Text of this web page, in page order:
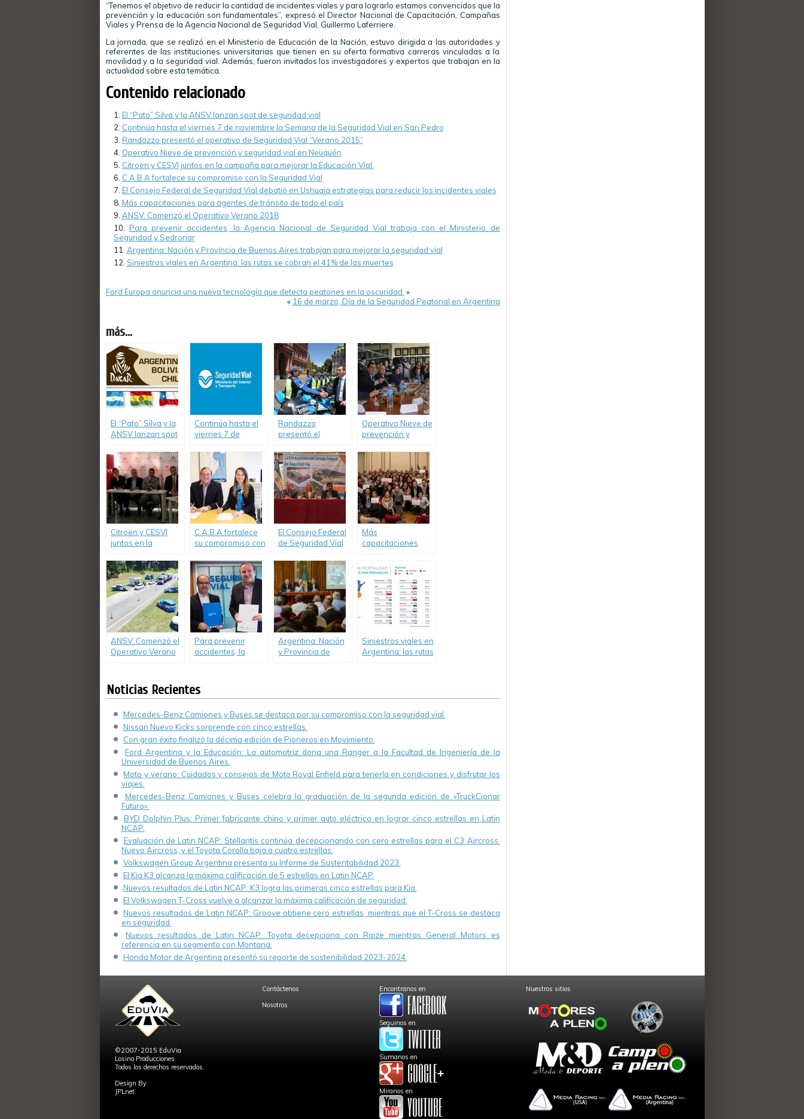
“Tenemos el objetivo de reducir la cantidad de incidentes viales y para lograrlo estamos convencidos que la
prevención y la educación son fundamentales”, expresó el Director Nacional de Capacitación, Campañas
Viales y Prensa de la Agencia Nacional de Seguridad Vial, Guillermo Laferriere.
La jornada, que se realizó en el Ministerio de Educación de la Nación, estuvo dirigida a las autoridades y
referentes de las instituciones universitarias que tienen en su oferta formativa carreras vinculadas a la
movilidad y a la seguridad vial. Además, fueron invitados los investigadores y expertos que trabajan en la
actualidad sobre esta temática.
Contenido relacionado
El “Pato” Silva y la ANSV lanzan spot de seguridad vial
Continúa hasta el viernes 7 de noviembre la Semana de la Seguridad Vial en San Pedro
Randazzo presentó el operativo de Seguridad Vial “Verano 2015”
Operativo Nieve de prevención y seguridad vial en Neuquén
Citroën y CESVI juntos en la campaña para mejorar la Educación Vial.
C.A.B.A fortalece su compromiso con la Seguridad Vial
El Consejo Federal de Seguridad Vial debatió en Ushuaia estrategias para reducir los incidentes viales
Más capacitaciones para agentes de tránsito de todo el país
ANSV. Comenzó el Operativo Verano 2018
Para prevenir accidentes, la Agencia Nacional de Seguridad Vial trabaja con el Ministerio de
Seguridad y Sedronar
Argentina: Nación y Provincia de Buenos Aires trabajan para mejorar la seguridad vial
Siniestros viales en Argentina: las rutas se cobran el 41% de las muertes
Ford Europa anuncia una nueva tecnología que detecta peatones en la oscuridad. »
« 16 de marzo, Día de la Seguridad Peatonal en Argentina
más...
El “Pato” Silva y la
ANSV lanzan spot
Continúa hasta el
viernes 7 de
Semana de la
Seguridad Vial en
San Pedro
Randazzo
presentó el
Seguridad Vial
“Verano 2015”
Operativo Nieve de
prevención y
Neuquén
Citroën y CESVI
juntos en la
mejorar la
Educación Vial.
C.A.B.A fortalece
su compromiso con
El Consejo Federal
de Seguridad Vial
estrategias para
reducir los
incidentes viales
Más
capacitaciones
tránsito de todo el
país
ANSV. Comenzó el
Operativo Verano
Para prevenir
accidentes, la
Ministerio de
Sedronar
Argentina: Nación
y Provincia de
Siniestros viales en
Argentina: las rutas
Noticias Recientes
Mercedes-Benz Camiones y Buses se destaca por su compromiso con la seguridad vial.
Nissan Nuevo Kicks sorprende con cinco estrellas.
Con gran éxito finalizó la décima edición de Pioneros en Movimiento.
Ford Argentina y la Educación: La automotriz dona una Ranger a la Facultad de Ingeniería de la
Universidad de Buenos Aires.
Moto y verano: Cuidados y consejos de Moto Royal Enfield para tenerla en condiciones y disfrutar los
viajes.
Mercedes-Benz Camiones y Buses celebra la graduación de la segunda edición de «TruckCionar
Futuro».
BYD Dolphin Plus: Primer fabricante chino y primer auto eléctrico en lograr cinco estrellas en Latin
NCAP.
Evaluación de Latin NCAP: Stellantis continúa decepcionando con cero estrellas para el C3 Aircross.
Nuevo Aircross, y el Toyota Corolla baja a cuatro estrellas.
Volkswagen Group Argentina presenta su Informe de Sustentabilidad 2023.
El Kia K3 alcanza la máxima calificación de 5 estrellas en Latin NCAP.
Nuevos resultados de Latin NCAP: K3 logra las primeras cinco estrellas para Kia.
El Volkswagen T-Cross vuelve a alcanzar la máxima calificación de seguridad.
Nuevos resultados de Latin NCAP: Groove obtiene cero estrellas, mientras que el T-Cross se destaca
en seguridad.
Nuevos resultados de Latin NCAP: Toyota decepciona con Raize mientras General Motors es
referencia en su segmento con Montana.
Honda Motor de Argentina presentó su reporte de sostenibilidad 2023-2024.
©2007-2015 EduVia
Losino Producciones
Todos los derechos reservados.
Design By
JPLnet
Contáctenos
Nosotros
Encontranos en
Seguinos en
Sumanos en
Miranos en
Nuestros sitios